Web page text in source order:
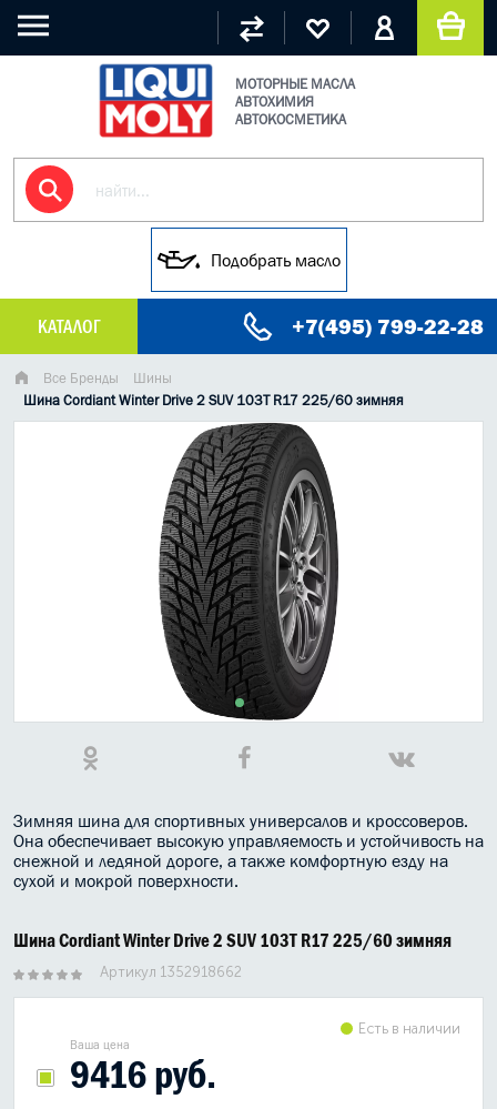
МОТОРНЫЕ МАСЛА
АВТОХИМИЯ
АВТОКОСМЕТИКА
Подобрать масло
КАТАЛОГ +7(495) 799-22-28
МАСЛО МОТОРНОЕ
ГРУЗОВЫЕ МАСЛА
ГИДРАВЛИЧЕСКИЕ МАСЛА
КОНСИСТЕНТНАЯ СМАЗКА
ИНДУСТРИАЛЬНЫЕ МАСЛА
АНТИФРИЗЫ СПЕЦЖИДКОСТИ
ПРИСАДКИ АВТОХИМИЯ
АВТО КОСМЕТИКА
МОТО МАСЛА
Все Бренды
Шины
Шина Cordiant Winter Drive 2 SUV 103T R17 225/60 зимняя
Зимняя шина для спортивных универсалов и кроссоверов.
Она обеспечивает высокую управляемость и устойчивость на
снежной и ледяной дороге, а также комфортную езду на
сухой и мокрой поверхности.
Шина Cordiant Winter Drive 2 SUV 103T R17 225/60 зимняя
Артикул 1352918662
Ваша цена
9416 руб.
Есть в наличии